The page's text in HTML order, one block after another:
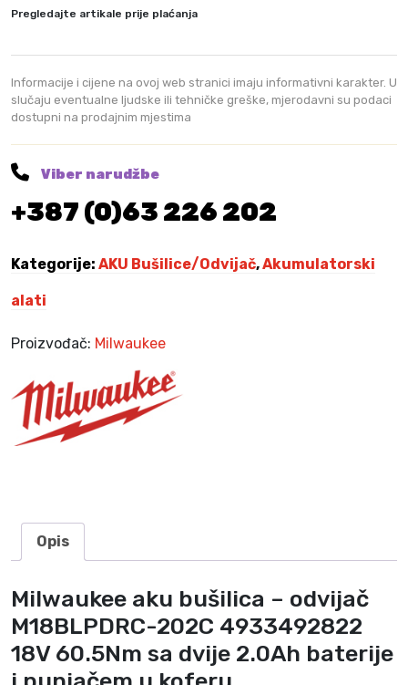
u
e
e
a
k
u
b
š
i
c
–
8
L
P
D
R
Pregledajte artikale prije plaćanja
Informacije i cijene na ovoj web stranici imaju informativni karakter. U
slučaju eventualne ljudske ili tehničke greške, mjerodavni su podaci
dostupni na prodajnim mjestima
Viber narudžbe
+387 (0)63 226 202
Kategorije: AKU Bušilice/Odvijač,Akumulatorski
alati
Proizvođač: Milwaukee
Opis
Milwaukee aku bušilica – odvijač
M18BLPDRC-202C 4933492822
18V 60.5Nm sa dvije 2.0Ah baterije